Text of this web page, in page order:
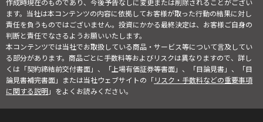
作成時現在のものであり、今後予告なしに変更または削除されることがござい
ます。当社は本コンテンツの内容に依拠してお客様が取った行動の結果に対し
責任を負うものではございません。投資にかかる最終決定は、お客様ご自身の
判断と責任でなさるようお願いいたします。
本コンテンツでは当社でお取扱している商品・サービス等について言及してい
る部分があります。商品ごとに手数料等およびリスクは異なりますので、詳し
くは「契約締結前交付書面」、「上場有価証券等書面」、「目論見書」、「目
論見書補完書面」または当社ウェブサイトの「リスク・手数料などの重要事項
に関する説明」をよくお読みください。